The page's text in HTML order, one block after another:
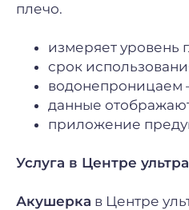
плечо.
измеряет уровень
срок
водонепроницаем
данные
приложение
Услуга в Центре
Акушерка в Центре